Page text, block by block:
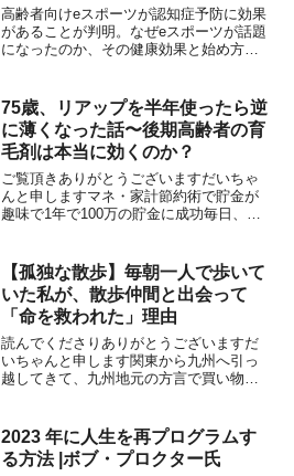
高齢者向けeスポーツが認知症予防に効果
があることが判明。なぜeスポーツが話題
になったのか、その健康効果と始め方を
われる方も多いかもしれませんが、実は
高齢者にこそeスポ...
75歳、リアップを半年使ったら逆
に薄くなった話〜後期高齢者の育
毛剤は本当に効くのか？
ご覧頂きありがとうございますだいちゃ
んと申しますマネ・家計節約術で貯金が
趣味で1年で100万の貯金に成功毎日、無
いいなフォローやいいね・コメントお待
ちしてます夏に髪を短...
【孤独な散歩】毎朝一人で歩いて
いた私が、散歩仲間と出会って
「命を救われた」理由
読んでくださりありがとうございますだ
いちゃんと申します関東から九州へ引っ
越してきて、九州地元の方言で買い物い
を過ごして１日が終わっていますよろし
くお願いしますなぜ高齢者...
2023 年に人生を再プログラムす
る方法 |ボブ・プロクター氏